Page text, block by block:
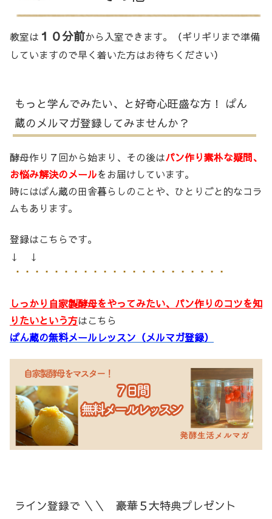
教室は １０分前から入室できます。（ギリギリまで準備
していますので早く着いた方はお待ちください）
もっと学んでみたい、と好奇心旺盛な方！ ぱん
蔵のメルマガ登録してみませんか？
酵母作り７回から始まり、その後はパン作り素朴な疑問、
お悩み解決のメールをお届けしています。
時にはぱん蔵の田舎暮らしのことや、ひとりごと的なコラ
ムもあります。
登録はこちらです。
↓ ↓
しっかり自家製酵母をやってみたい、パン作りのコツを知
りたいという方はこちら
ぱん蔵の無料メールレッスン（メルマガ登録）
ライン登録で ＼＼ 豪華５大特典プレゼント